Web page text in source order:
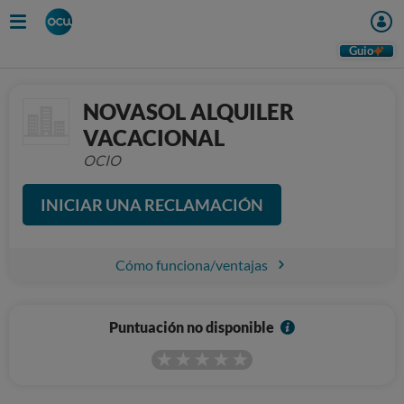
Guio
NOVASOL ALQUILER
VACACIONAL
OCIO
INICIAR UNA RECLAMACIÓN
Cómo funciona/ventajas
Puntuación no disponible
I